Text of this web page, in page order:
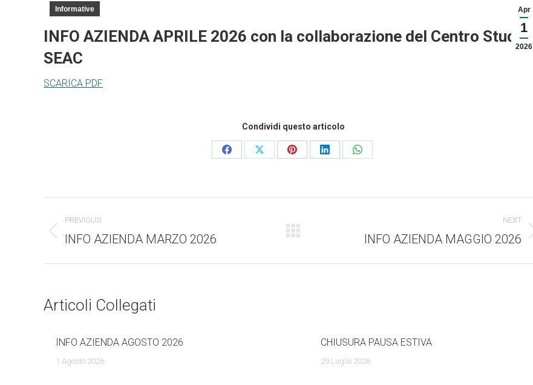
Apr
1
2026
Informative
INFO AZIENDA APRILE 2026 con la collaborazione del Centro Studi
SEAC
SCARICA PDF
Condividi questo articolo
CondividiCondividiCondividiCondividiCondividi
Commento
di
PREVIOUS
Stile
INFO AZIENDA MARZO 2026
NEXT
INFO AZIENDA MAGGIO 2026
Articoli Collegati
INFO AZIENDA AGOSTO 2026
1 Agosto 2026
CHIUSURA PAUSA ESTIVA
29 Luglio 2026